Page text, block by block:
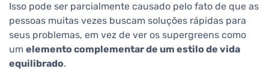
Isso pode ser parcialmente causado pelo fato de que as
pessoas muitas vezes buscam soluções rápidas para
seus problemas, em vez de ver os supergreens como
um elemento complementar de um estilo de vida
equilibrado.